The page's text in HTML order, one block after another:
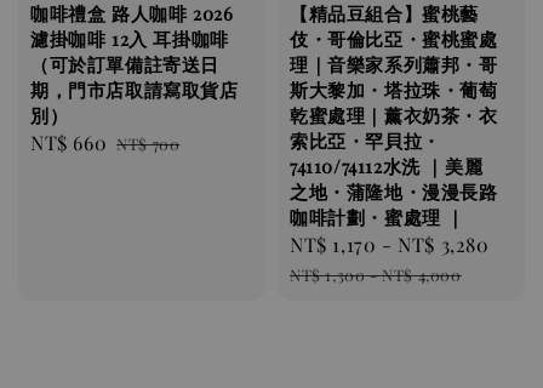
咖啡禮盒 路人咖啡 2026
濾掛咖啡 12入 耳掛咖啡
（可於訂單備註寄送日
期，門市店取請寫取貨店
別）
Sale
NT$ 660 Regular
NT$ 700
【精品豆組合】蜜桃藝
伎・哥倫比亞・蜜桃蜜處
理｜音樂家系列蕭邦・哥
斯大黎加・塔拉珠・葡萄
乾蜜處理｜薰衣奶茶・衣
索比亞・罕貝拉・
74110/74112水洗 ｜美麗
之地・蒲隆地・漫漫長路
咖啡計劃・蜜處理 ｜
Sale
price
NT$ 1,170 - NT$ 3,280
NT$ 1,300-NT$ 4,000